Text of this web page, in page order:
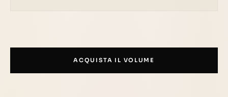
ACQUISTA IL VOLUME